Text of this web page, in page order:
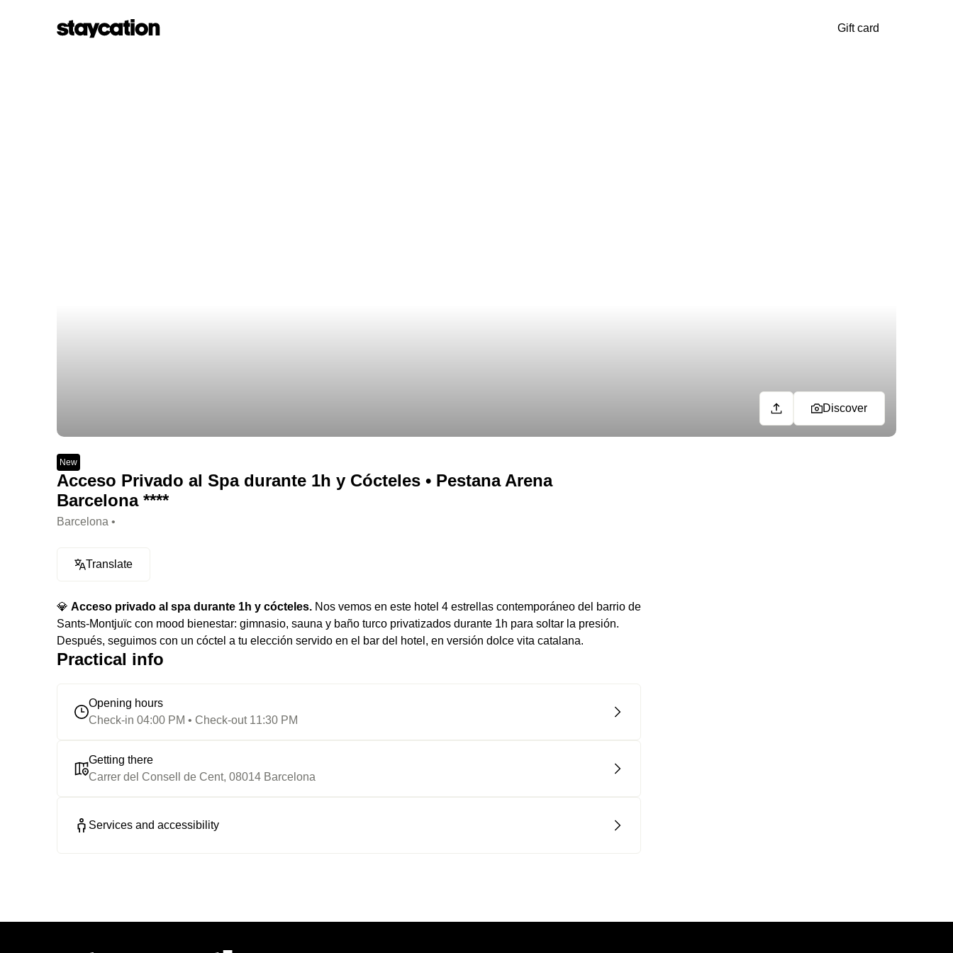
Gift card
Discover
New
Acceso Privado al Spa durante 1h y Cócteles • Pestana Arena
Barcelona ****
Barcelona •
Translate
💎 Acceso privado al spa durante 1h y cócteles. Nos vemos en este hotel 4 estrellas contemporáneo del barrio de
Sants-Montjuïc con mood bienestar: gimnasio, sauna y baño turco privatizados durante 1h para soltar la presión.
Después, seguimos con un cóctel a tu elección servido en el bar del hotel, en versión dolce vita catalana.
Practical info
Opening hours
Check-in 04:00 PM • Check-out 11:30 PM
Getting there
Carrer del Consell de Cent, 08014 Barcelona
Services and accessibility